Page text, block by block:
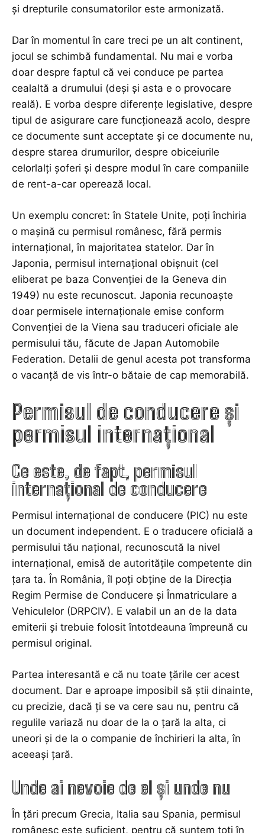
și drepturile consumatorilor este armonizată.
Dar în momentul în care treci pe un alt continent,
jocul se schimbă fundamental. Nu mai e vorba
doar despre faptul că vei conduce pe partea
cealaltă a drumului (deși și asta e o provocare
reală). E vorba despre diferențe legislative, despre
tipul de asigurare care funcționează acolo, despre
ce documente sunt acceptate și ce documente nu,
despre starea drumurilor, despre obiceiurile
celorlalți șoferi și despre modul în care companiile
de rent-a-car operează local.
Un exemplu concret: în Statele Unite, poți închiria
o mașină cu permisul românesc, fără permis
internațional, în majoritatea statelor. Dar în
Japonia, permisul internațional obișnuit (cel
eliberat pe baza Convenției de la Geneva din
1949) nu este recunoscut. Japonia recunoaște
doar permisele internaționale emise conform
Convenției de la Viena sau traduceri oficiale ale
permisului tău, făcute de Japan Automobile
Federation. Detalii de genul acesta pot transforma
o vacanță de vis într-o bătaie de cap memorabilă.
Permisul de conducere și
permisul internațional
Ce este, de fapt, permisul
internațional de conducere
Permisul internațional de conducere (PIC) nu este
un document independent. E o traducere oficială a
permisului tău național, recunoscută la nivel
internațional, emisă de autoritățile competente din
țara ta. În România, îl poți obține de la Direcția
Regim Permise de Conducere și Înmatriculare a
Vehiculelor (DRPCIV). E valabil un an de la data
emiterii și trebuie folosit întotdeauna împreună cu
permisul original.
Partea interesantă e că nu toate țările cer acest
document. Dar e aproape imposibil să știi dinainte,
cu precizie, dacă ți se va cere sau nu, pentru că
regulile variază nu doar de la o țară la alta, ci
uneori și de la o companie de închirieri la alta, în
aceeași țară.
Unde ai nevoie de el și unde nu
În țări precum Grecia, Italia sau Spania, permisul
românesc este suficient, pentru că suntem toți în